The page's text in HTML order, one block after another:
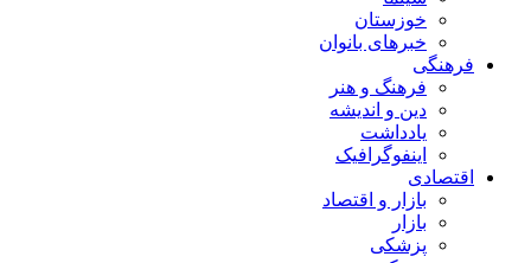
خوزستان
خبرهای بانوان
فرهنگی
فرهنگ و هنر
دین و اندیشه
یادداشت
اینفوگرافیک
اقتصادی
بازار و اقتصاد
بازار
پزشکی